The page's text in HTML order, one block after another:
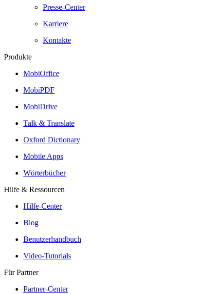
Presse-Center
Karriere
Kontakte
Produkte
MobiOffice
MobiPDF
MobiDrive
Talk & Translate
Oxford Dictionary
Mobile Apps
Wörterbücher
Hilfe & Ressourcen
Hilfe-Center
Blog
Benutzerhandbuch
Video-Tutorials
Für Partner
Partner-Center